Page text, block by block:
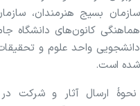
سازمان بسیج هنرمندان،
هماهنگی کانون‌های دانشگاه
دانشجویی واحد علوم و
شده است.
نحوهٔ ارسال آثار و شرکت